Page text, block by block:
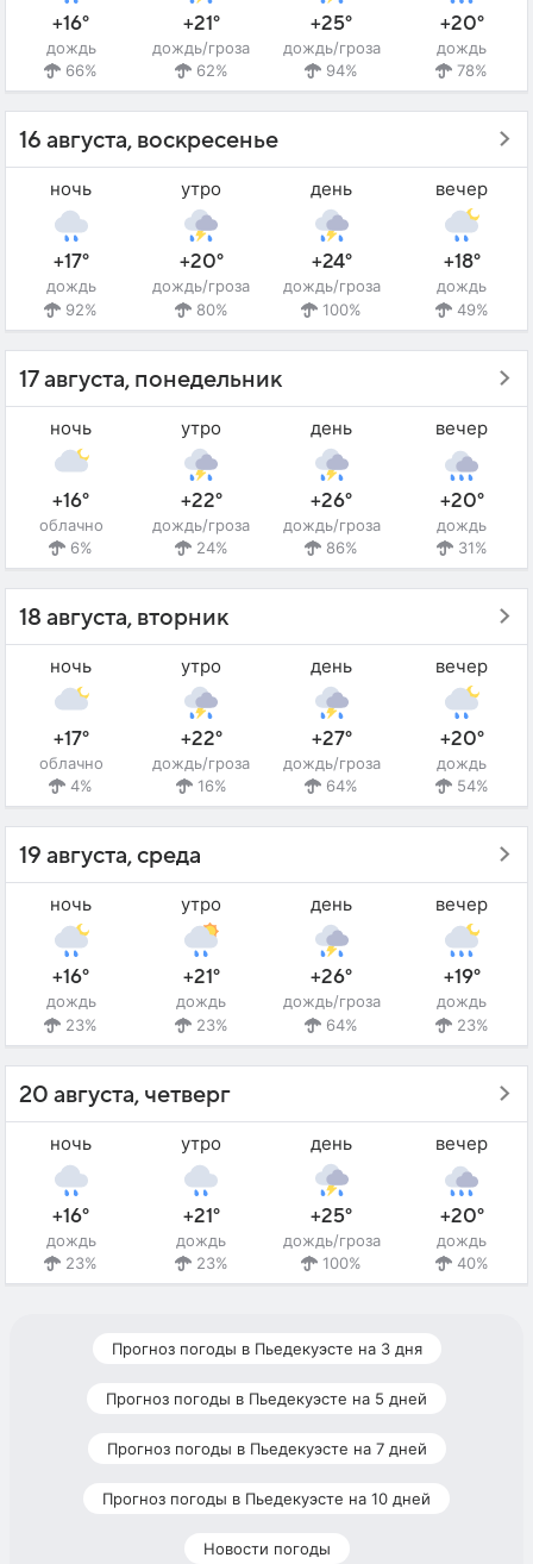
+16°
дождь
66%
+21°
дождь/гроза
62%
+25°
дождь/гроза
94%
+20°
дождь
78%
16 августа, воскресенье
ночь
+17°
дождь
92%
утро
+20°
дождь/гроза
80%
день
+24°
дождь/гроза
100%
вечер
+18°
дождь
49%
17 августа, понедельник
ночь
+16°
облачно
6%
утро
+22°
дождь/гроза
24%
день
+26°
дождь/гроза
86%
вечер
+20°
дождь
31%
18 августа, вторник
ночь
+17°
облачно
4%
утро
+22°
дождь/гроза
16%
день
+27°
дождь/гроза
64%
вечер
+20°
дождь
54%
19 августа, среда
ночь
+16°
дождь
23%
утро
+21°
дождь
23%
день
+26°
дождь/гроза
64%
вечер
+19°
дождь
23%
20 августа, четверг
ночь
+16°
дождь
23%
утро
+21°
дождь
23%
день
+25°
дождь/гроза
100%
вечер
+20°
дождь
40%
Прогноз погоды в Пьедекуэсте на 3 дня
Прогноз погоды в Пьедекуэсте на 5 дней
Прогноз погоды в Пьедекуэсте на 7 дней
Прогноз погоды в Пьедекуэсте на 10 дней
Новости погоды